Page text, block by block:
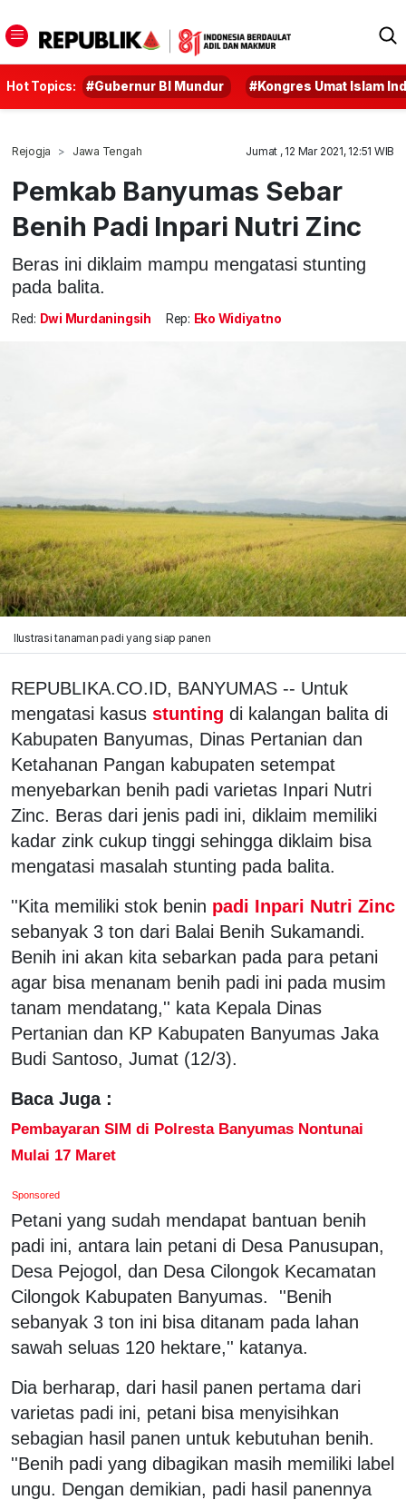
Hot Topics: #Gubernur BI Mundur #Kongres Umat Islam
Rejogja Jawa Tengah Jumat , 12 Mar 2021, 12:51 WIB
Pemkab Banyumas Sebar
Benih Padi Inpari Nutri Zinc
Beras ini diklaim mampu mengatasi stunting
pada balita.
Red: Dwi Murdaningsih Rep: Eko Widiyatno
Ilustrasi tanaman padi yang siap panen
REPUBLIKA.CO.ID, BANYUMAS -- Untuk
mengatasi kasus stunting di kalangan balita di
Kabupaten Banyumas, Dinas Pertanian dan
Ketahanan Pangan kabupaten setempat
menyebarkan benih padi varietas Inpari Nutri
Zinc. Beras dari jenis padi ini, diklaim memiliki
kadar zink cukup tinggi sehingga diklaim bisa
mengatasi masalah stunting pada balita.
''Kita memiliki stok benin padi Inpari Nutri Zinc
sebanyak 3 ton dari Balai Benih Sukamandi.
Benih ini akan kita sebarkan pada para petani
agar bisa menanam benih padi ini pada musim
tanam mendatang,'' kata Kepala Dinas
Pertanian dan KP Kabupaten Banyumas Jaka
Budi Santoso, Jumat (12/3).
Baca Juga :
Pembayaran SIM di Polresta Banyumas Nontunai
Mulai 17 Maret
Sponsored
Petani yang sudah mendapat bantuan benih
padi ini, antara lain petani di Desa Panusupan,
Desa Pejogol, dan Desa Cilongok Kecamatan
Cilongok Kabupaten Banyumas. ''Benih
sebanyak 3 ton ini bisa ditanam pada lahan
sawah seluas 120 hektare,'' katanya.
Dia berharap, dari hasil panen pertama dari
varietas padi ini, petani bisa menyisihkan
sebagian hasil panen untuk kebutuhan benih.
''Benih padi yang dibagikan masih memiliki label
ungu. Dengan demikian, padi hasil panennya